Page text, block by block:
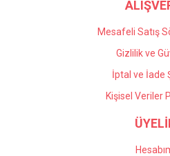
Mesafeli Satış
Gizlilik ve
İptal ve İade
Kişisel Veriler